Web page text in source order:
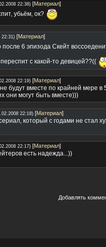
22:38)[Материал]
убьём, ок?
22:31)[Материал]
после 6 эпизода Скейт
с какой-то девицей??((
22:19)[Материал]
будут вместе по крайней мере в
они могут быть вместе)))
22:18)[Материал]
который с годами не стал
22:17)[Материал]
есть надежда...))
Добавлять